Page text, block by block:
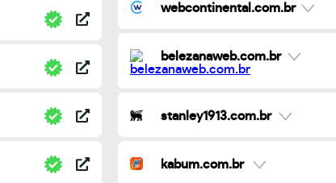
webcontinental.com.br
belezanaweb.com.br
stanley1913.com.br
kabum.com.br